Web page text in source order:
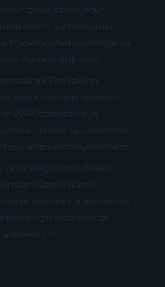
hizmet etmeyebilir.
devre dışı bırakabilir,
trackback'leri kapatabilir ve
dışı bırakabilirsiniz.
Temizleyin:
zamanla gereksiz
WP-Optimize veya
Cleaner gibi eklentiler
temizleyebilirsiniz.
Güncelleyin: WordPress,
düzenli olarak
açıklarını gidermek ve
için web sitenizi